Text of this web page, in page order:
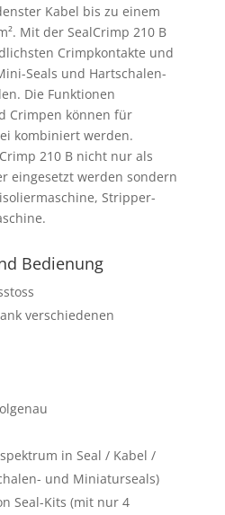
Kabel bis zu einem
Mit der SealCrimp 210 B
Crimpkontakte und
Seals und Hartschalen-
Die Funktionen
Crimpen können für
kombiniert werden.
210 B nicht nur als
eingesetzt werden sondern
Stripper-
Bedienung
verschiedenen
in Seal / Kabel /
und Miniaturseals)
Seal-Kits (mit nur 4